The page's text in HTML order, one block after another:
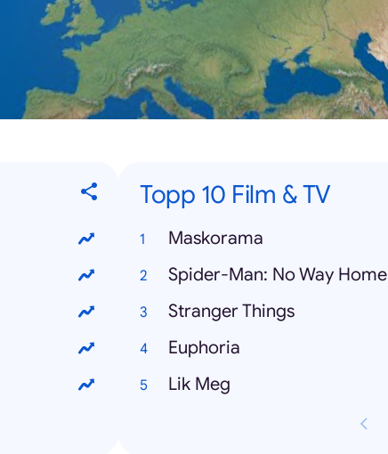
Topp 10 Film & TV
Maskorama
Spider-Man: No Way Home
Stranger Things
Euphoria
Lik Meg